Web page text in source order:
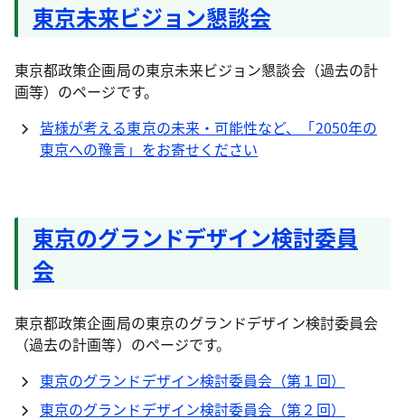
東京未来ビジョン懇談会
東京都政策企画局の東京未来ビジョン懇談会（過去の計
画等）のページです。
皆様が考える東京の未来・可能性など、「2050年の
東京への豫言」をお寄せください
東京のグランドデザイン検討委員
会
東京都政策企画局の東京のグランドデザイン検討委員会
（過去の計画等）のページです。
東京のグランドデザイン検討委員会（第１回）
東京のグランドデザイン検討委員会（第２回）